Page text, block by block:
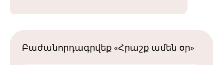
Բաժանորդագրվեք «Հրաշք ամեն օր»